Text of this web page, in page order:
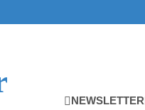
NEWSLETTER